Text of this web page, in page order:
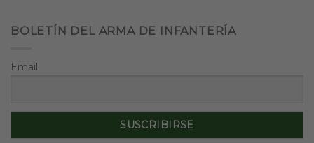
BOLETÍN DEL ARMA DE INFANTERÍA
Email